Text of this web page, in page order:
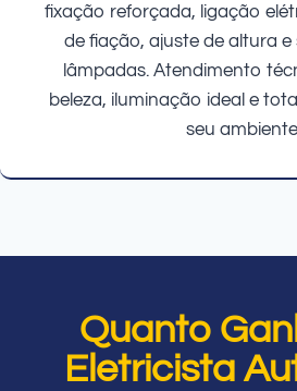
fixação reforçada, ligação
de fiação, ajuste de altura
lâmpadas. Atendimento
beleza, iluminação ideal e
seu
Quanto
Eletricista